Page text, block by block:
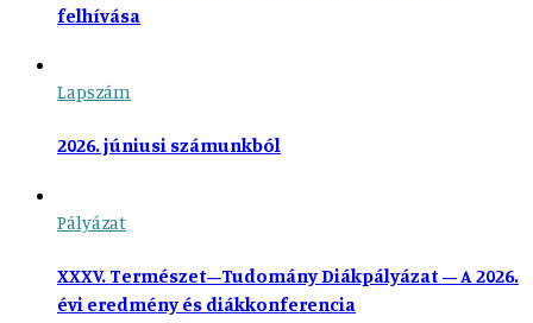
felhívása
Lapszám
2026. júniusi számunkból
Pályázat
XXXV. Természet–Tudomány Diákpályázat – A 2026.
évi eredmény és diákkonferencia